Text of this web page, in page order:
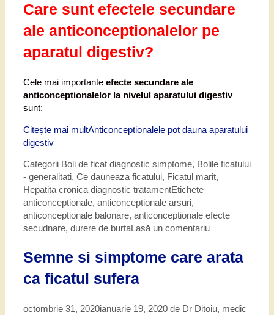
Care sunt efectele secundare
ale anticonceptionalelor pe
aparatul digestiv?
Cele mai importante efecte secundare ale
anticonceptionalelor la nivelul aparatului digestiv
sunt:
Citește mai multAnticonceptionalele pot dauna aparatului
digestiv
Categorii Boli de ficat diagnostic simptome, Bolile ficatului
- generalitati, Ce dauneaza ficatului, Ficatul marit,
Hepatita cronica diagnostic tratamentEtichete
anticonceptionale, anticonceptionale arsuri,
anticonceptionale balonare, anticonceptionale efecte
secudnare, durere de burtaLasă un comentariu
Semne si simptome care arata
ca ficatul sufera
octombrie 31, 2020ianuarie 19, 2020 de Dr Ditoiu, medic